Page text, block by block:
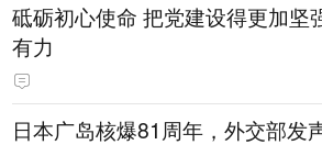
砥砺初心使命 把党建设得更加坚
有力
日本广岛核爆81周年，外交部发